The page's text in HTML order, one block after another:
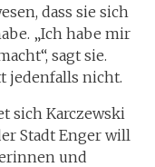
dass sie sich
„Ich habe mir
sagt sie.
jedenfalls nicht.
sich Karczewski
Stadt Enger will
und